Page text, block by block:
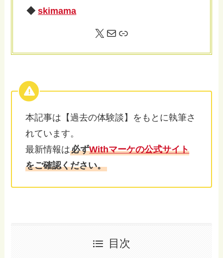
◆skimama
X メール リンク
本記事は【過去の体験談】をもとに執筆さ
れています。
最新情報は必ずWithマーケの公式サイト
をご確認ください。
目次